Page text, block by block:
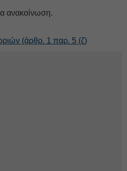
ανακοίνωση.
(άρθρ. 1 παρ. 5 (ζ)